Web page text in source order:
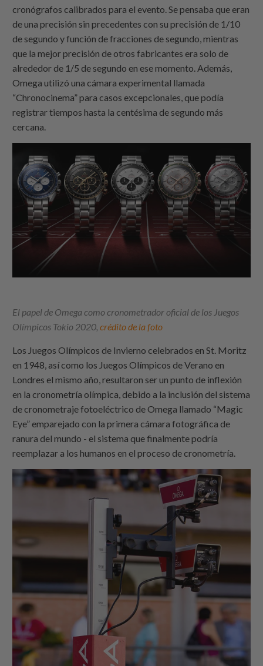
cronógrafos calibrados para el evento. Se pensaba que eran
de una precisión sin precedentes con su precisión de 1/10
de segundo y función de fracciones de segundo, mientras
que la mejor precisión de otros fabricantes era solo de
alrededor de 1/5 de segundo en ese momento. Además,
Omega utilizó una cámara experimental llamada
“Chronocinema” para casos excepcionales, que podía
registrar tiempos hasta la centésima de segundo más
cercana.
El papel de Omega como cronometrador oficial de los Juegos
Olímpicos Tokio 2020, crédito de la foto
Los Juegos Olímpicos de Invierno celebrados en St. Moritz
en 1948, así como los Juegos Olímpicos de Verano en
Londres el mismo año, resultaron ser un punto de inflexión
en la cronometría olímpica, debido a la inclusión del sistema
de cronometraje fotoeléctrico de Omega llamado “Magic
Eye” emparejado con la primera cámara fotográfica de
ranura del mundo - el sistema que finalmente podría
reemplazar a los humanos en el proceso de cronometría.